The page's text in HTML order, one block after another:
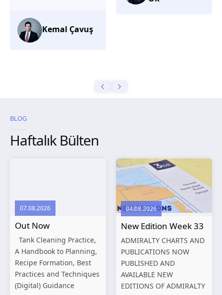
BLOG
Haftalık Bülten
07.08.2026
Out Now
Tank Cleaning Practice,
A Handbook to Planning,
Recipe Formation, Best
Practices and Techniques
(Digital) Guidance
04.08.2026
New Edition Week 33
ADMIRALTY CHARTS AND
PUBLICATIONS NOW
PUBLISHED AND
AVAILABLE NEW
EDITIONS OF ADMIRALTY